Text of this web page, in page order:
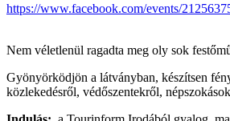
https://www.facebook.com/events/
Nem véletlenül ragadta meg oly sok
Gyönyörködjön a látványban, készítsen
közlekedésről, védőszentekről,